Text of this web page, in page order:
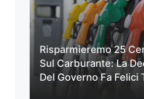
Risparmieremo 25
Sul Carburante: La
Del Governo Fa Felici